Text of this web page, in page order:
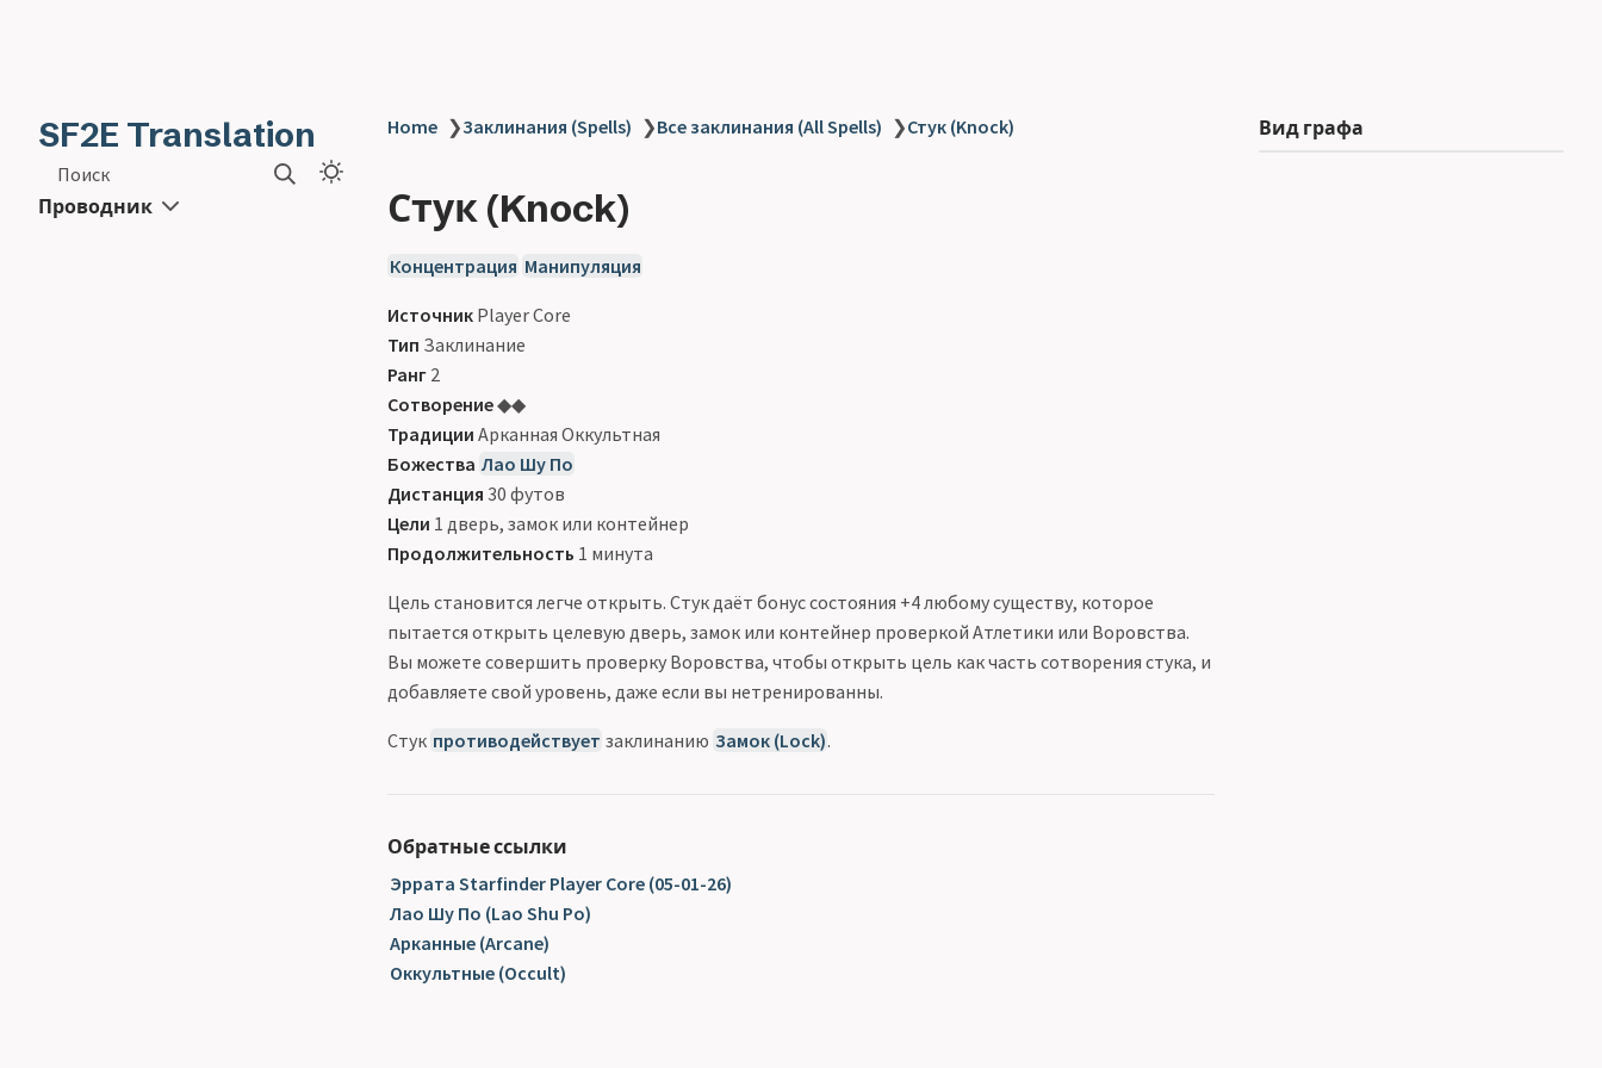
SF2E Translation
Поиск
Проводник
Home ❯Заклинания (Spells) ❯Все заклинания (All Spells) ❯Стук (Knock)
Стук (Knock)
Концентрация Манипуляция
Источник Player Core
Тип Заклинание
Ранг 2
Сотворение◆◆
Традиции Арканная Оккультная
Божества Лао Шу По
Дистанция 30 футов
Цели 1 дверь, замок или контейнер
Продолжительность 1 минута
Цель становится легче открыть. Стук даёт бонус состояния +4 любому существу, которое
пытается открыть целевую дверь, замок или контейнер проверкой Атлетики или Воровства.
Вы можете совершить проверку Воровства, чтобы открыть цель как часть сотворения стука, и
добавляете свой уровень, даже если вы нетренированны.
Стук противодействует заклинанию Замок (Lock).
Обратные ссылки
Эррата Starfinder Player Core (05-01-26)
Лао Шу По (Lao Shu Po)
Арканные (Arcane)
Оккультные (Occult)
Вид графа